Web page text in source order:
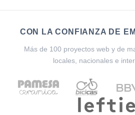
CON LA CONFIANZA DE
Más de 100 proyectos web y de
locales, nacionales e